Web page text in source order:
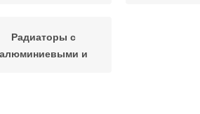
Радиаторы с
алюминиевыми и